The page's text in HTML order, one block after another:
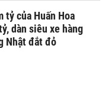
tỷ của Huấn Hoa
dàn siêu xe hàng
Nhật đắt đỏ